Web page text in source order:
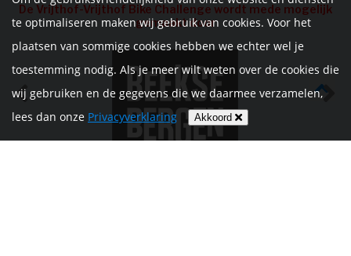
De Vrijthof-Vrijthof Bike Challenge wordt mede mogelijk
gemaakt door
te optimaliseren maken wij gebruik van cookies. Voor het
plaatsen van sommige cookies hebben we echter wel je
toestemming nodig. Als je meer wilt weten over de cookies die
wij gebruiken en de gegevens die we daarmee verzamelen,
lees dan onze Privacyverklaring Akkoord